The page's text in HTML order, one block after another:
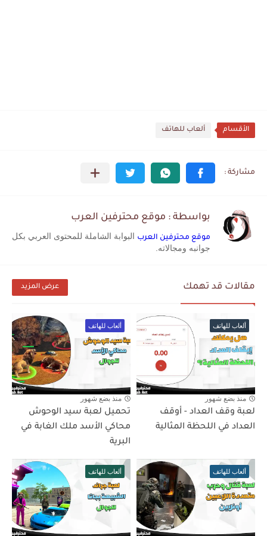
الأقسام ألعاب للهاتف
بواسطة : موقع محترفين العرب
موقع محترفين العرب البوابة الشاملة للمحتوى العربي بكل
جوانبه ومجالاته.
مقالات قد تهمك عرض المزيد
ألعاب للهاتف
منذ بضع شهور
لعبة وقف العداد - أوقف
العداد في اللحظة المثالية
ألعاب للهاتف
منذ بضع شهور
تحميل لعبة سيد الوحوش
محاكي الأسد ملك الغابة في
البرية
ألعاب للهاتف ألعاب للهاتف